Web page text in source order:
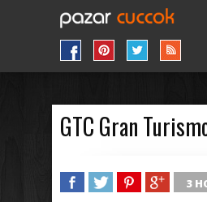
GTC Gran
3